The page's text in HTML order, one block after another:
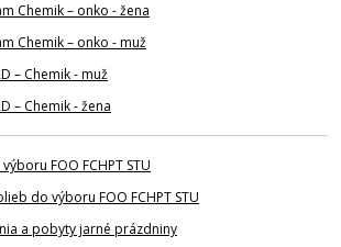
Chemik – onko - žena
Chemik – onko - muž
– Chemik - muž
– Chemik - žena
FOO FCHPT STU
do výboru FOO FCHPT STU
a pobyty jarné prázdniny